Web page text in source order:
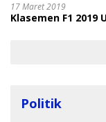
17 Maret 2019
Klasemen F1
Politik